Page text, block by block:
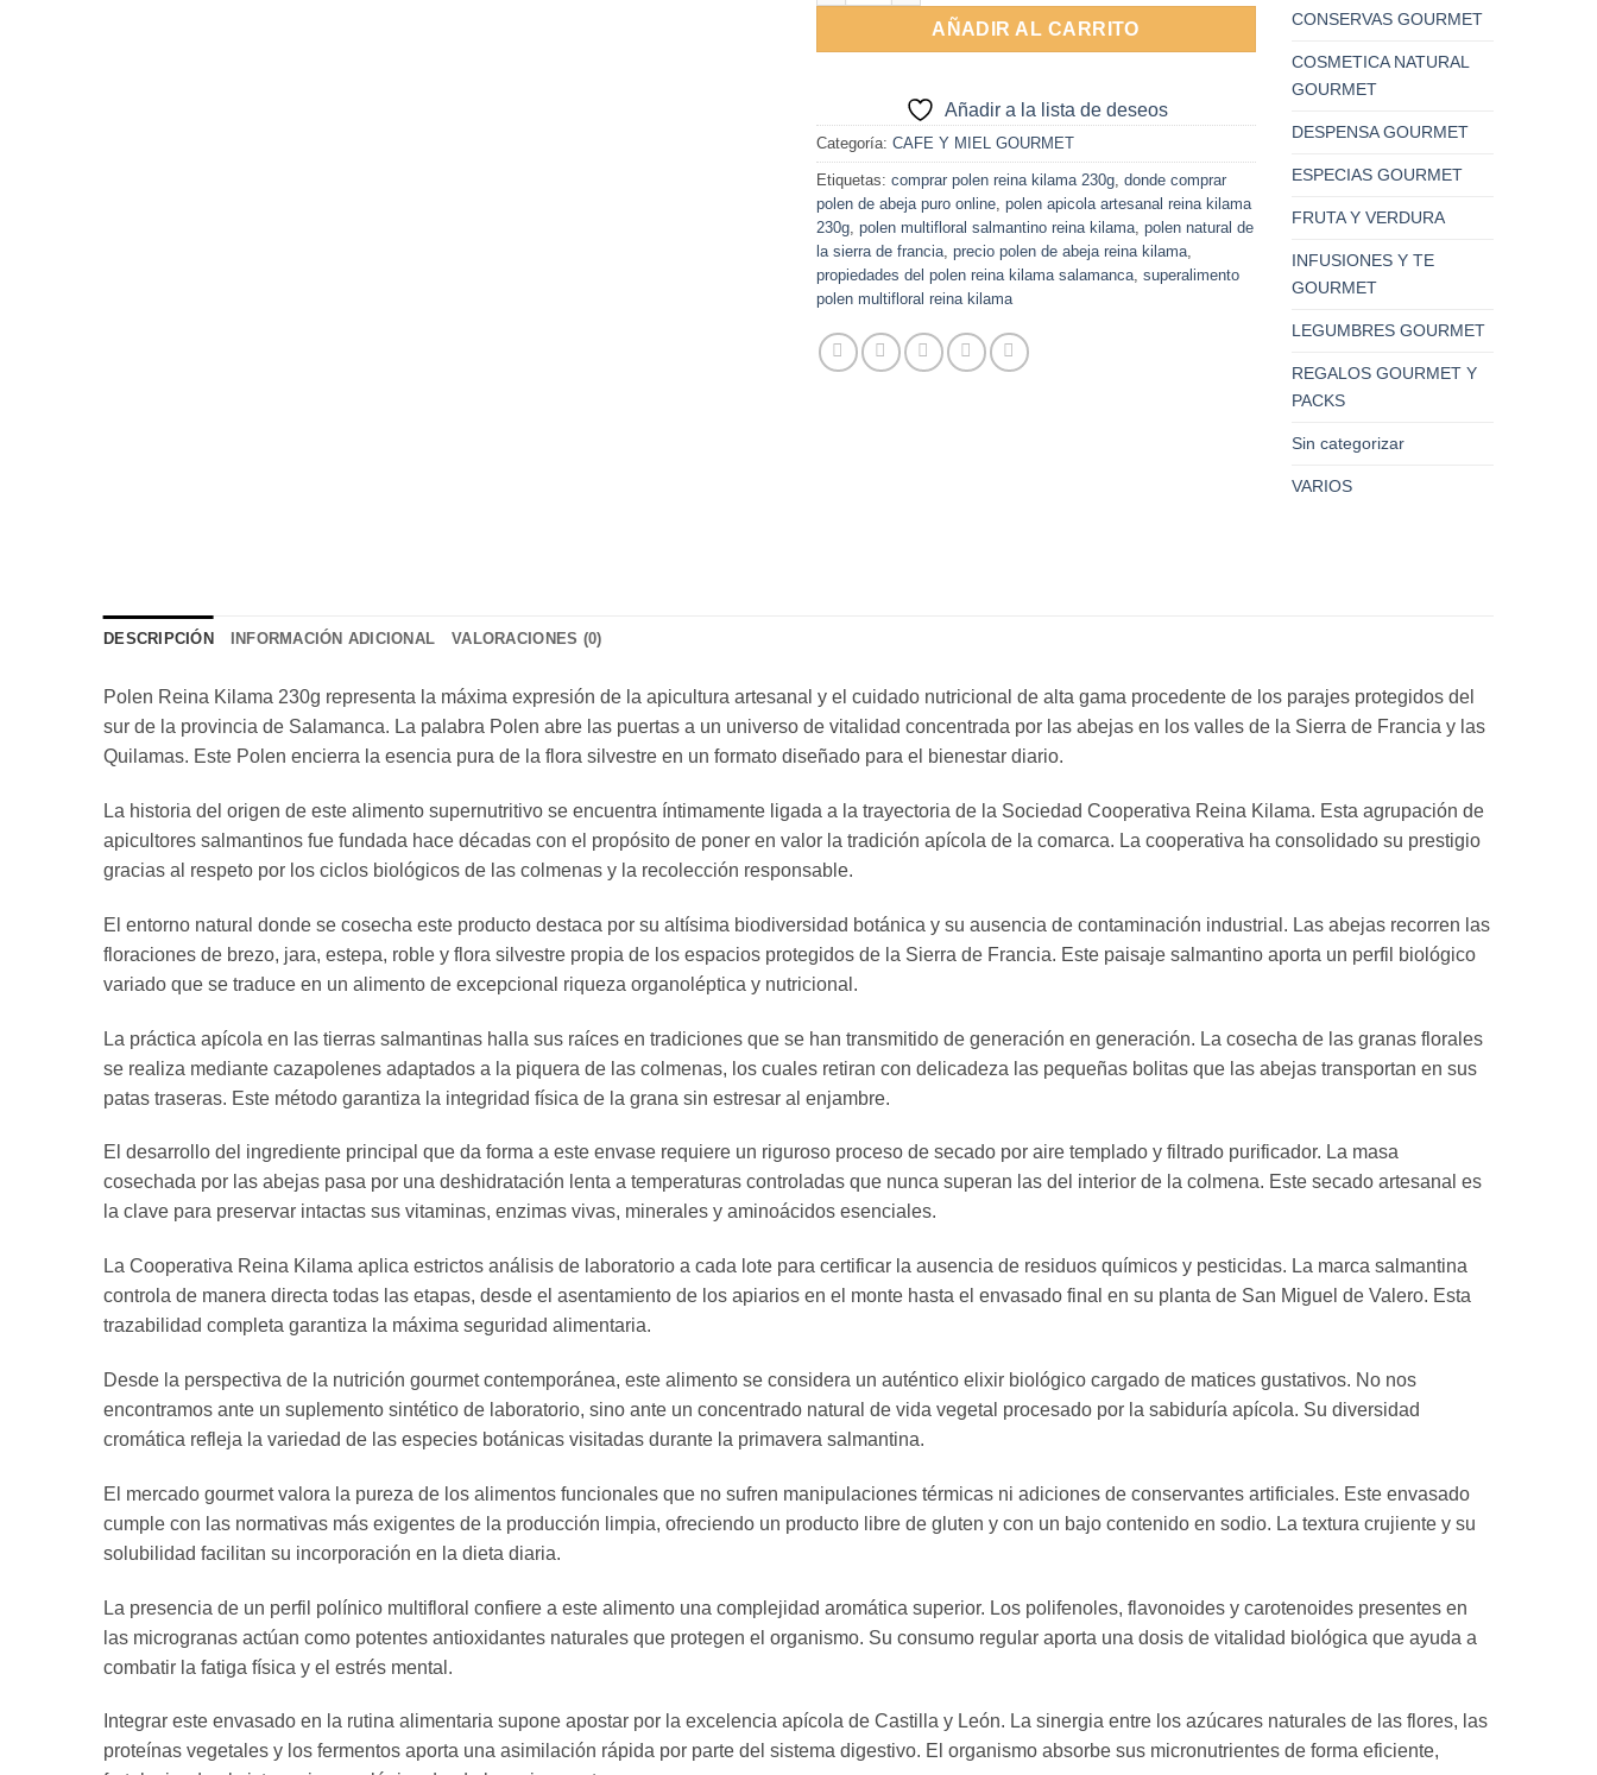
AÑADIR AL CARRITO
Añadir a la lista de deseos
Categoría: CAFE Y MIEL GOURMET
Etiquetas: comprar polen reina kilama 230g, donde comprar
polen de abeja puro online, polen apicola artesanal reina kilama
230g, polen multifloral salmantino reina kilama, polen natural de
la sierra de francia, precio polen de abeja reina kilama,
propiedades del polen reina kilama salamanca, superalimento
polen multifloral reina kilama
CONSERVAS GOURMET
COSMETICA NATURAL
GOURMET
DESPENSA GOURMET
ESPECIAS GOURMET
FRUTA Y VERDURA
INFUSIONES Y TE
GOURMET
LEGUMBRES GOURMET
REGALOS GOURMET Y
PACKS
Sin categorizar
VARIOS
DESCRIPCIÓN INFORMACIÓN ADICIONAL VALORACIONES (0)
Polen Reina Kilama 230g representa la máxima expresión de la apicultura artesanal y el cuidado nutricional de alta gama procedente de los parajes protegidos del
sur de la provincia de Salamanca. La palabra Polen abre las puertas a un universo de vitalidad concentrada por las abejas en los valles de la Sierra de Francia y las
Quilamas. Este Polen encierra la esencia pura de la flora silvestre en un formato diseñado para el bienestar diario.
La historia del origen de este alimento supernutritivo se encuentra íntimamente ligada a la trayectoria de la Sociedad Cooperativa Reina Kilama. Esta agrupación de
apicultores salmantinos fue fundada hace décadas con el propósito de poner en valor la tradición apícola de la comarca. La cooperativa ha consolidado su prestigio
gracias al respeto por los ciclos biológicos de las colmenas y la recolección responsable.
El entorno natural donde se cosecha este producto destaca por su altísima biodiversidad botánica y su ausencia de contaminación industrial. Las abejas recorren las
floraciones de brezo, jara, estepa, roble y flora silvestre propia de los espacios protegidos de la Sierra de Francia. Este paisaje salmantino aporta un perfil biológico
variado que se traduce en un alimento de excepcional riqueza organoléptica y nutricional.
La práctica apícola en las tierras salmantinas halla sus raíces en tradiciones que se han transmitido de generación en generación. La cosecha de las granas florales
se realiza mediante cazapolenes adaptados a la piquera de las colmenas, los cuales retiran con delicadeza las pequeñas bolitas que las abejas transportan en sus
patas traseras. Este método garantiza la integridad física de la grana sin estresar al enjambre.
El desarrollo del ingrediente principal que da forma a este envase requiere un riguroso proceso de secado por aire templado y filtrado purificador. La masa
cosechada por las abejas pasa por una deshidratación lenta a temperaturas controladas que nunca superan las del interior de la colmena. Este secado artesanal es
la clave para preservar intactas sus vitaminas, enzimas vivas, minerales y aminoácidos esenciales.
La Cooperativa Reina Kilama aplica estrictos análisis de laboratorio a cada lote para certificar la ausencia de residuos químicos y pesticidas. La marca salmantina
controla de manera directa todas las etapas, desde el asentamiento de los apiarios en el monte hasta el envasado final en su planta de San Miguel de Valero. Esta
trazabilidad completa garantiza la máxima seguridad alimentaria.
Desde la perspectiva de la nutrición gourmet contemporánea, este alimento se considera un auténtico elixir biológico cargado de matices gustativos. No nos
encontramos ante un suplemento sintético de laboratorio, sino ante un concentrado natural de vida vegetal procesado por la sabiduría apícola. Su diversidad
cromática refleja la variedad de las especies botánicas visitadas durante la primavera salmantina.
El mercado gourmet valora la pureza de los alimentos funcionales que no sufren manipulaciones térmicas ni adiciones de conservantes artificiales. Este envasado
cumple con las normativas más exigentes de la producción limpia, ofreciendo un producto libre de gluten y con un bajo contenido en sodio. La textura crujiente y su
solubilidad facilitan su incorporación en la dieta diaria.
La presencia de un perfil polínico multifloral confiere a este alimento una complejidad aromática superior. Los polifenoles, flavonoides y carotenoides presentes en
las microgranas actúan como potentes antioxidantes naturales que protegen el organismo. Su consumo regular aporta una dosis de vitalidad biológica que ayuda a
combatir la fatiga física y el estrés mental.
Integrar este envasado en la rutina alimentaria supone apostar por la excelencia apícola de Castilla y León. La sinergia entre los azúcares naturales de las flores, las
proteínas vegetales y los fermentos aporta una asimilación rápida por parte del sistema digestivo. El organismo absorbe sus micronutrientes de forma eficiente,